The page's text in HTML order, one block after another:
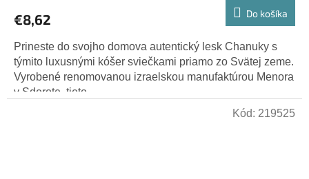
produktu
je
5,0
z
5
hviezdičiek.
€8,62 Do košíka
Prineste do svojho domova autentický lesk Chanuky s
týmito luxusnými kóšer sviečkami priamo zo Svätej zeme.
Vyrobené renomovanou izraelskou manufaktúrou Menora
v Sderote, tieto...
Kód: 219525